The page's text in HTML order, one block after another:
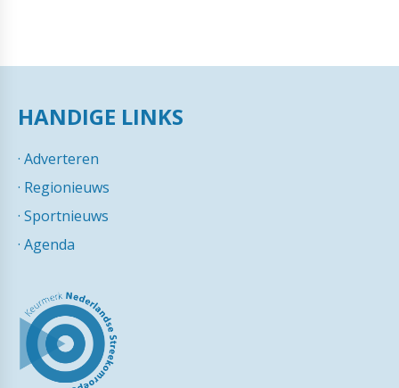
HANDIGE LINKS
· Adverteren
· Regionieuws
· Sportnieuws
· Agenda